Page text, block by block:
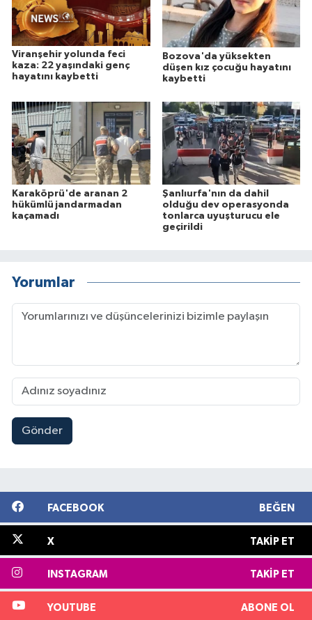
Viranşehir yolunda feci
kaza: 22 yaşındaki genç
hayatını kaybetti
Bozova'da yüksekten
düşen kız çocuğu hayatını
kaybetti
Karaköprü'de aranan 2
hükümlü jandarmadan
kaçamadı
Şanlıurfa'nın da dahil
olduğu dev operasyonda
tonlarca uyuşturucu ele
geçirildi
Yorumlar
Gönder
FACEBOOK BEĞEN
X TAKIP ET
INSTAGRAM TAKIP ET
YOUTUBE ABONE OL